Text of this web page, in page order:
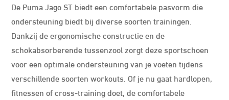
De Puma Jago ST biedt een comfortabele pasvorm die
ondersteuning biedt bij diverse soorten trainingen.
Dankzij de ergonomische constructie en de
schokabsorberende tussenzool zorgt deze sportschoen
voor een optimale ondersteuning van je voeten tijdens
verschillende soorten workouts. Of je nu gaat hardlopen,
fitnessen of cross-training doet, de comfortabele